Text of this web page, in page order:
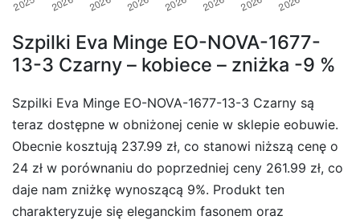
Szpilki Eva Minge EO-NOVA-1677-
13-3 Czarny – kobiece – zniżka -9 %
Szpilki Eva Minge EO-NOVA-1677-13-3 Czarny są
teraz dostępne w obniżonej cenie w sklepie eobuwie.
Obecnie kosztują 237.99 zł, co stanowi niższą cenę o
24 zł w porównaniu do poprzedniej ceny 261.99 zł, co
daje nam zniżkę wynoszącą 9%. Produkt ten
charakteryzuje się eleganckim fasonem oraz